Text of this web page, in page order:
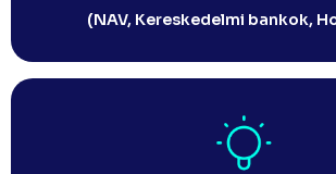
(NAV, Kereskedelmi bankok,